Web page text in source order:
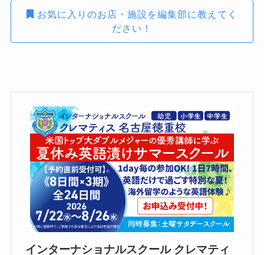
お気に入りのお店・施設を編集部に教えてく
ださい！
インターナショナルスクール クレマティ